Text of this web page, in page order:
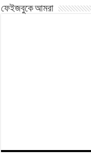
ফেইজবুকে আমরা